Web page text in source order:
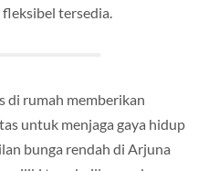
tersedia.
di rumah memberikan
untuk menjaga gaya hidup
bunga rendah di Arjuna